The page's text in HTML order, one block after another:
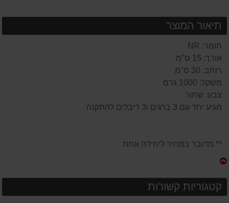
תיאור המוצר
חומר: NR
אורך: 15 ס"מ
רוחב: 30 ס"מ
משקל: 1000 גרם
צבע: שחור
מגיע יחד עם 3 ברגים ו3 דיבלים להתקנה
** מדובר במחיר ליחידה אחת
קטגוריות קשורות